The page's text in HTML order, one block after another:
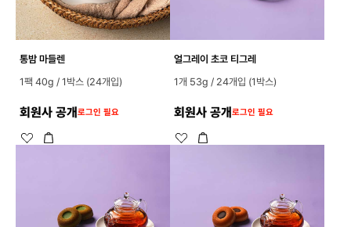
통밤 마들렌
1팩 40g / 1박스 (24개입)
회원사 공개 로그인 필요
얼그레이 초코 티그레
1개 53g / 24개입 (1박스)
회원사 공개 로그인 필요